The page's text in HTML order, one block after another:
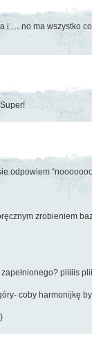
i … no ma wszystko
odpowiem
zrobieniem
pliiiis
coby harmonijkę